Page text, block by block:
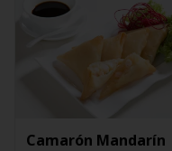
Camarón Mandarín